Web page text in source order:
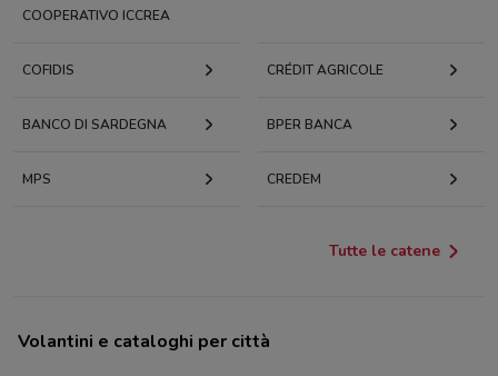
COOPERATIVO ICCREA
COFIDIS CRÉDIT AGRICOLE
BANCO DI SARDEGNA BPER BANCA
MPS CREDEM
Tutte le catene
Volantini e cataloghi per città